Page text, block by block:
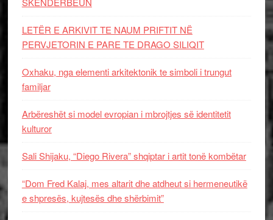
LETËR E ARKIVIT TE NAUM PRIFTIT NË
PERVJETORIN E PARE TE DRAGO SILIQIT
Oxhaku, nga elementi arkitektonik te simboli i trungut
familjar
Arbëreshët si model evropian i mbrojtjes së identitetit
kulturor
Sali Shijaku, “Diego Rivera” shqiptar i artit tonë kombëtar
“Dom Fred Kalaj, mes altarit dhe atdheut si hermeneutikë
e shpresës, kujtesës dhe shërbimit”